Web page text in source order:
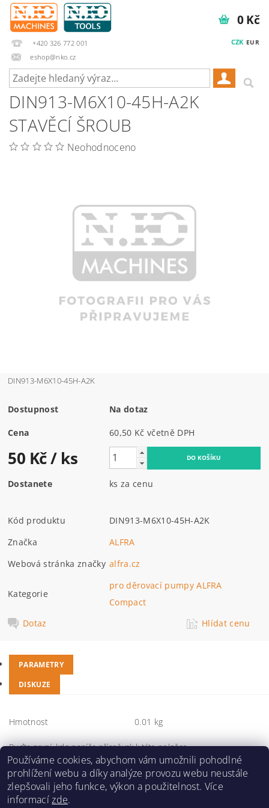
+420 326 772 001
eshop@nko.cz
CZK EUR
0 Kč
DIN913-M6X10-45H-A2K
STAVĚCÍ ŠROUB
Neohodnoceno
DIN913-M6X10-45H-A2K
Dostupnost Na dotaz
Cena 60,50 Kč včetně DPH
50 Kč/ ks
Dostanete ks za cenu
Kód produktu
DIN913-M6X10-45H-A2K
Značka
ALFRA
Webová stránka značky alfra.cz
Kategorie
pro děrovací pumpy ALFRA
Compact
Dotaz
Hlídat cenu
PARAMETRY
DISKUZE
Hmotnost 0.01 kg
Buďte první, kdo napíše příspěvek k této položce.
Přidat komentář
Používáme cookies, abychom vám umožnili pohodlné
prohlížení webu a díky analýze provozu webu neustále
zlepšovali jeho funkce, výkon a použitelnost. Více
informacízde.